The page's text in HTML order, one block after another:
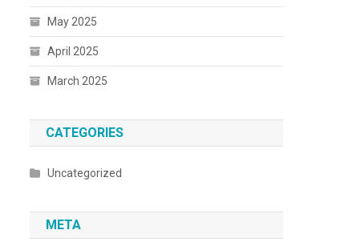
May 2025
April 2025
March 2025
CATEGORIES
Uncategorized
META